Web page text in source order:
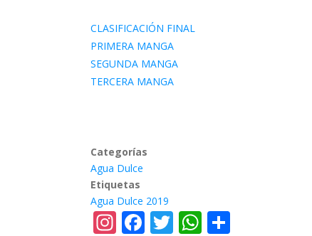
CLASIFICACIÓN FINAL
PRIMERA MANGA
SEGUNDA MANGA
TERCERA MANGA
Categorías
Agua Dulce
Etiquetas
Agua Dulce 2019
Instagram
Facebook
TwitterWhatsApp